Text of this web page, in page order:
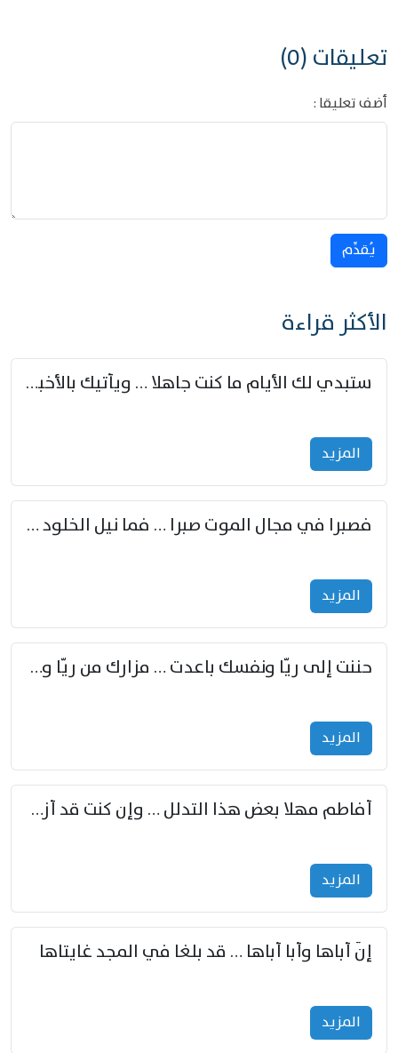
تعليقات (0)
أضف تعليقا :
يُقدِّم
الأكثر قراءة
ستبدي لك الأيام ما كنت جاهلا … ويأتيك بالأخبار من لم تزوّد
المزید
فصبرا في مجال الموت صبرا … فما نيل الخلود بمستطاع
المزید
حننت إلى ريّا ونفسك باعدت … مزارك من ريّا وشعباكما معا
المزید
أفاطم مهلا بعض هذا التدلل … وإن كنت قد أزمعت صرمي فأجملي
المزید
إنّ أباها وأبا أباها … قد بلغا في المجد غايتاها
المزید